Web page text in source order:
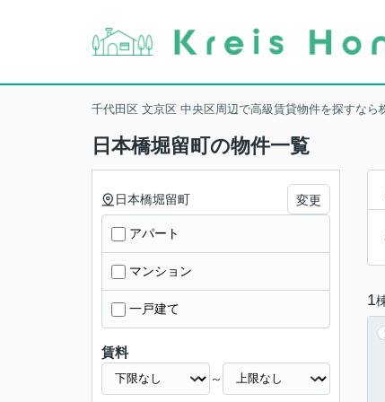
千代田区 文京区 中央区周辺で高級賃貸物件を探すなら
日本橋堀留町の物件一覧
1
日本橋堀留町 変更
アパート
マンション
一戸建て
賃料
～